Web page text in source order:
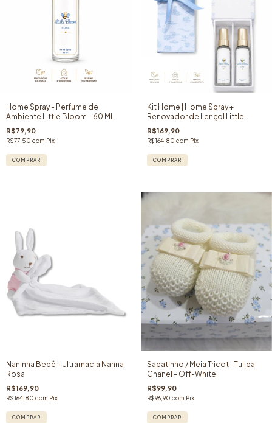
Home Spray - Perfume de
Ambiente Little Bloom - 60 ML
R$79,90
R$77,50 com Pix
Kit Home | Home Spray +
Renovador de Lençol Little
Bloom - Toile de Jouy
R$169,90
R$164,80 com Pix
Naninha Bebê - Ultramacia Nanna
Rosa
R$169,90
R$164,80 com Pix
Sapatinho / Meia Tricot -Tulipa
Chanel - Off-White
R$99,90
R$96,90 com Pix
COMPRAR